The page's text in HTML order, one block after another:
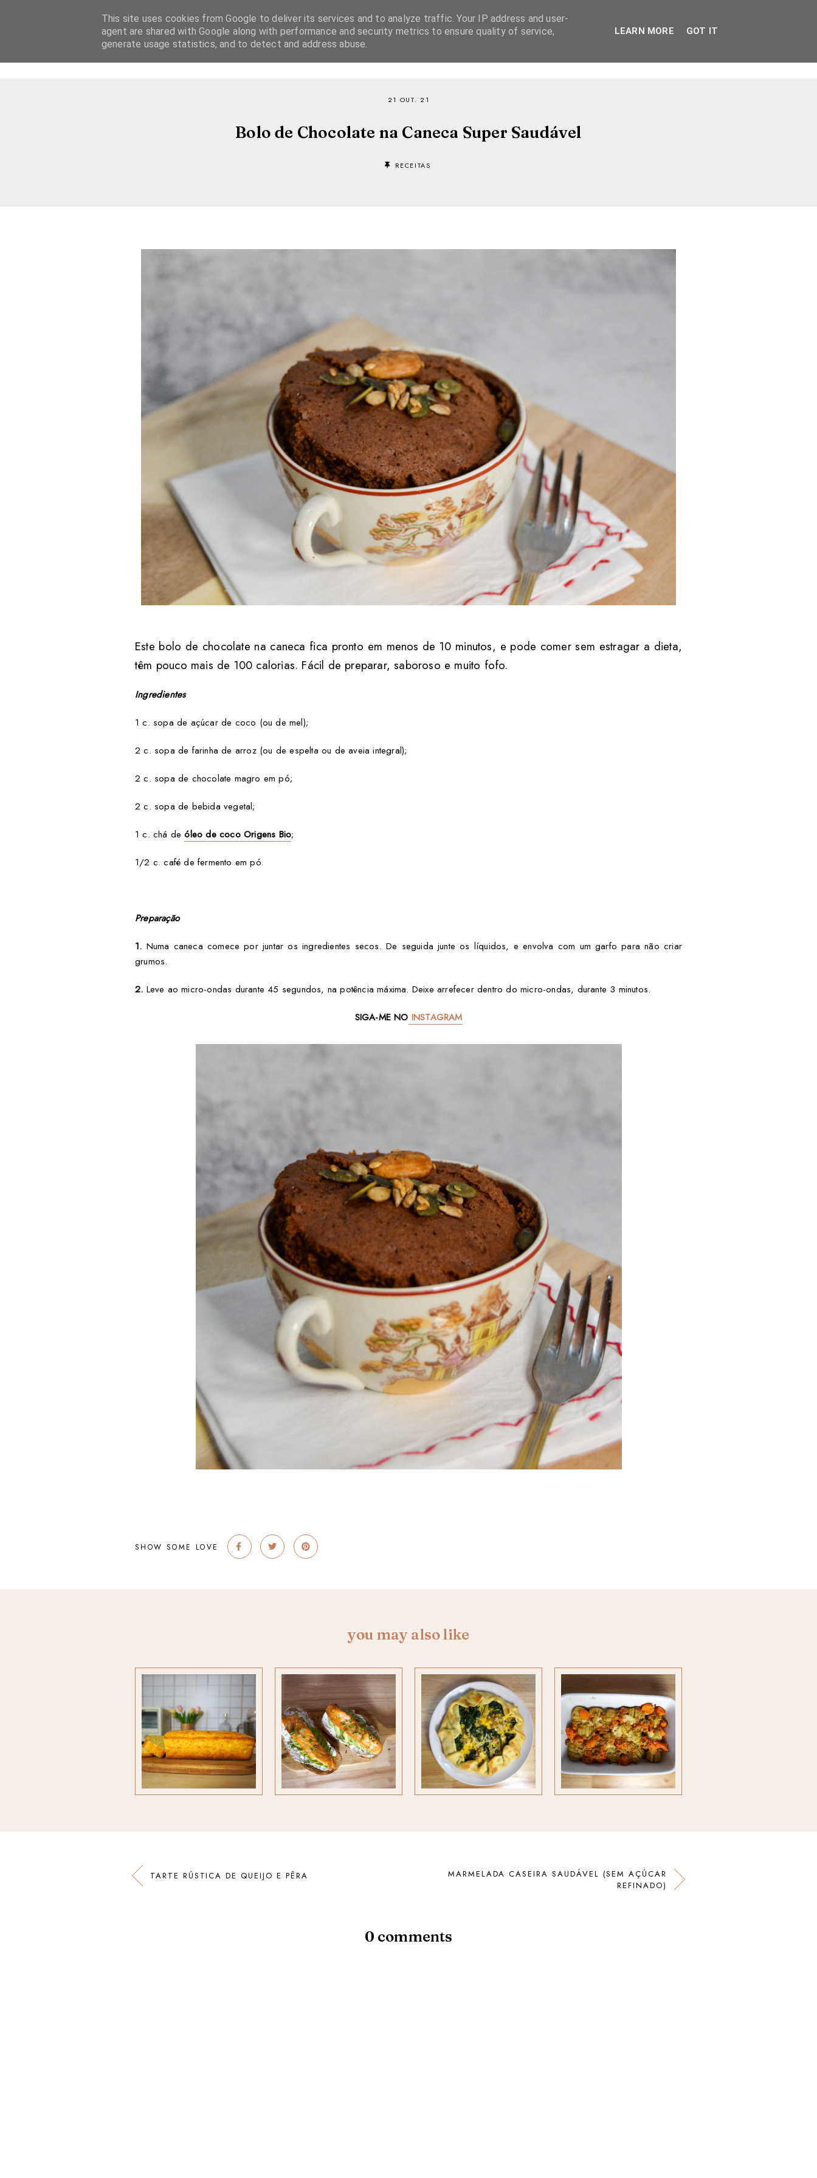
SOBRE RECEITAS
21 OUT. 21
Bolo de Chocolate na Caneca Super Saudável
RECEITAS
Este bolo de chocolate na caneca fica pronto em menos de 10 minutos, e pode comer sem estragar a dieta,
têm pouco mais de 100 calorias. Fácil de preparar, saboroso e muito fofo.
Ingredientes
1 c. sopa de açúcar de coco (ou de mel);
2 c. sopa de farinha de arroz (ou de espelta ou de aveia integral);
2 c. sopa de chocolate magro em pó;
2 c. sopa de bebida vegetal;
1 c. chá deóleo de coco Origens Bio;
1/2 c. café de fermento em pó.
Preparação
1. Numa caneca comece por juntar os ingredientes secos. De seguida junte os líquidos, e envolva com um garfo para não criar
grumos.
2. Leve ao micro-ondas durante 45 segundos, na potência máxima. Deixe arrefecer dentro do micro-ondas, durante 3 minutos.
SIGA-ME NO INSTAGRAM
SHOW SOME LOVE
you may also like
TARTE RÚSTICA DE QUEIJO E PÊRA
MARMELADA CASEIRA SAUDÁVEL (SEM AÇÚCAR
REFINADO)
0 comments
This site uses cookies from Google to deliver its services and to analyze traffic. Your IP address and user-
agent are shared with Google along with performance and security metrics to ensure quality of service,
generate usage statistics, and to detect and address abuse.
LEARN MORE GOT IT